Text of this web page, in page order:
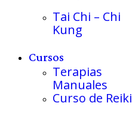
Tai Chi – Chi
Kung
Cursos
Terapias
Manuales
Curso de Reiki